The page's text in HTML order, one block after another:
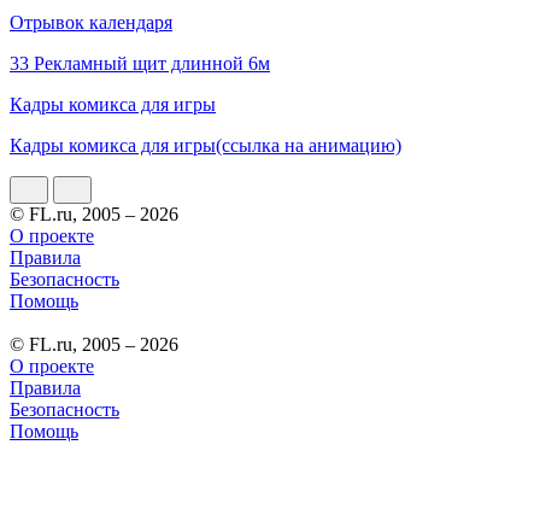
Отрывок календаря
33 Рекламный щит длинной 6м
Кадры комикса для игры
Кадры комикса для игры(ссылка на анимацию)
© FL.ru, 2005 – 2026
О проекте
Правила
Безопасность
Помощь
© FL.ru, 2005 – 2026
О проекте
Правила
Безопасность
Помощь